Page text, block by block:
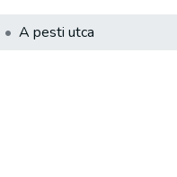
A pesti utca